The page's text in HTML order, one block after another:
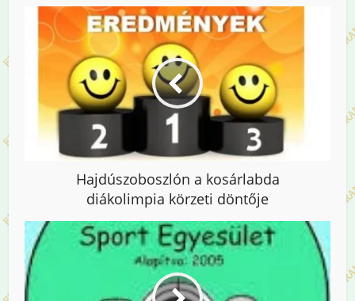
Hajdúszoboszlón a kosárlabda
diákolimpia körzeti döntője